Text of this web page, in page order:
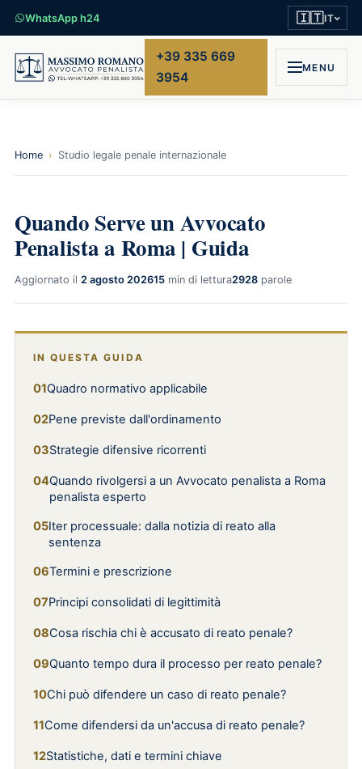
WhatsApp h24 🇮🇹IT
+39 335 669
3954
MENU
Home › Studio legale penale internazionale
Quando Serve un Avvocato
Penalista a Roma | Guida
Aggiornato il 2 agosto 202615 min di lettura2928 parole
IN QUESTA GUIDA
Quadro normativo applicabile
Pene previste dall'ordinamento
Strategie difensive ricorrenti
Quando rivolgersi a un Avvocato penalista a Roma
penalista esperto
Iter processuale: dalla notizia di reato alla
sentenza
Termini e prescrizione
Principi consolidati di legittimità
Cosa rischia chi è accusato di reato penale?
Quanto tempo dura il processo per reato penale?
Chi può difendere un caso di reato penale?
Come difendersi da un'accusa di reato penale?
Statistiche, dati e termini chiave